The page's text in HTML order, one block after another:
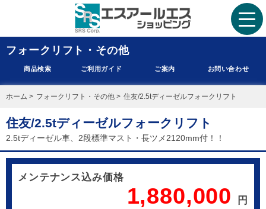
フォークリフト・その他
商品検索 ご利用ガイド ご案内 お問い合わせ
ホーム > フォークリフト・その他 > 住友/2.5tディーゼルフォークリフト
住友/2.5tディーゼルフォークリフト
2.5tディーゼル車、2段標準マスト・長ツメ2120mm付！！
メンテナンス込み価格
1,880,000
円